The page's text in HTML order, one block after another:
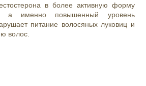
в более активную форму
а именно повышенный уровень
питание волосяных луковиц и
волос.